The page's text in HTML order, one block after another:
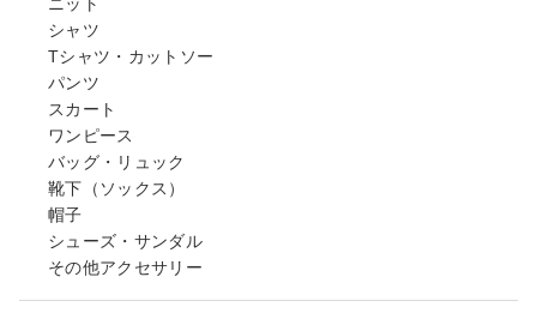
シャツ
Tシャツ・カットソー
パンツ
スカート
ワンピース
バッグ・リュック
靴下（ソックス）
帽子
シューズ・サンダル
その他アクセサリー